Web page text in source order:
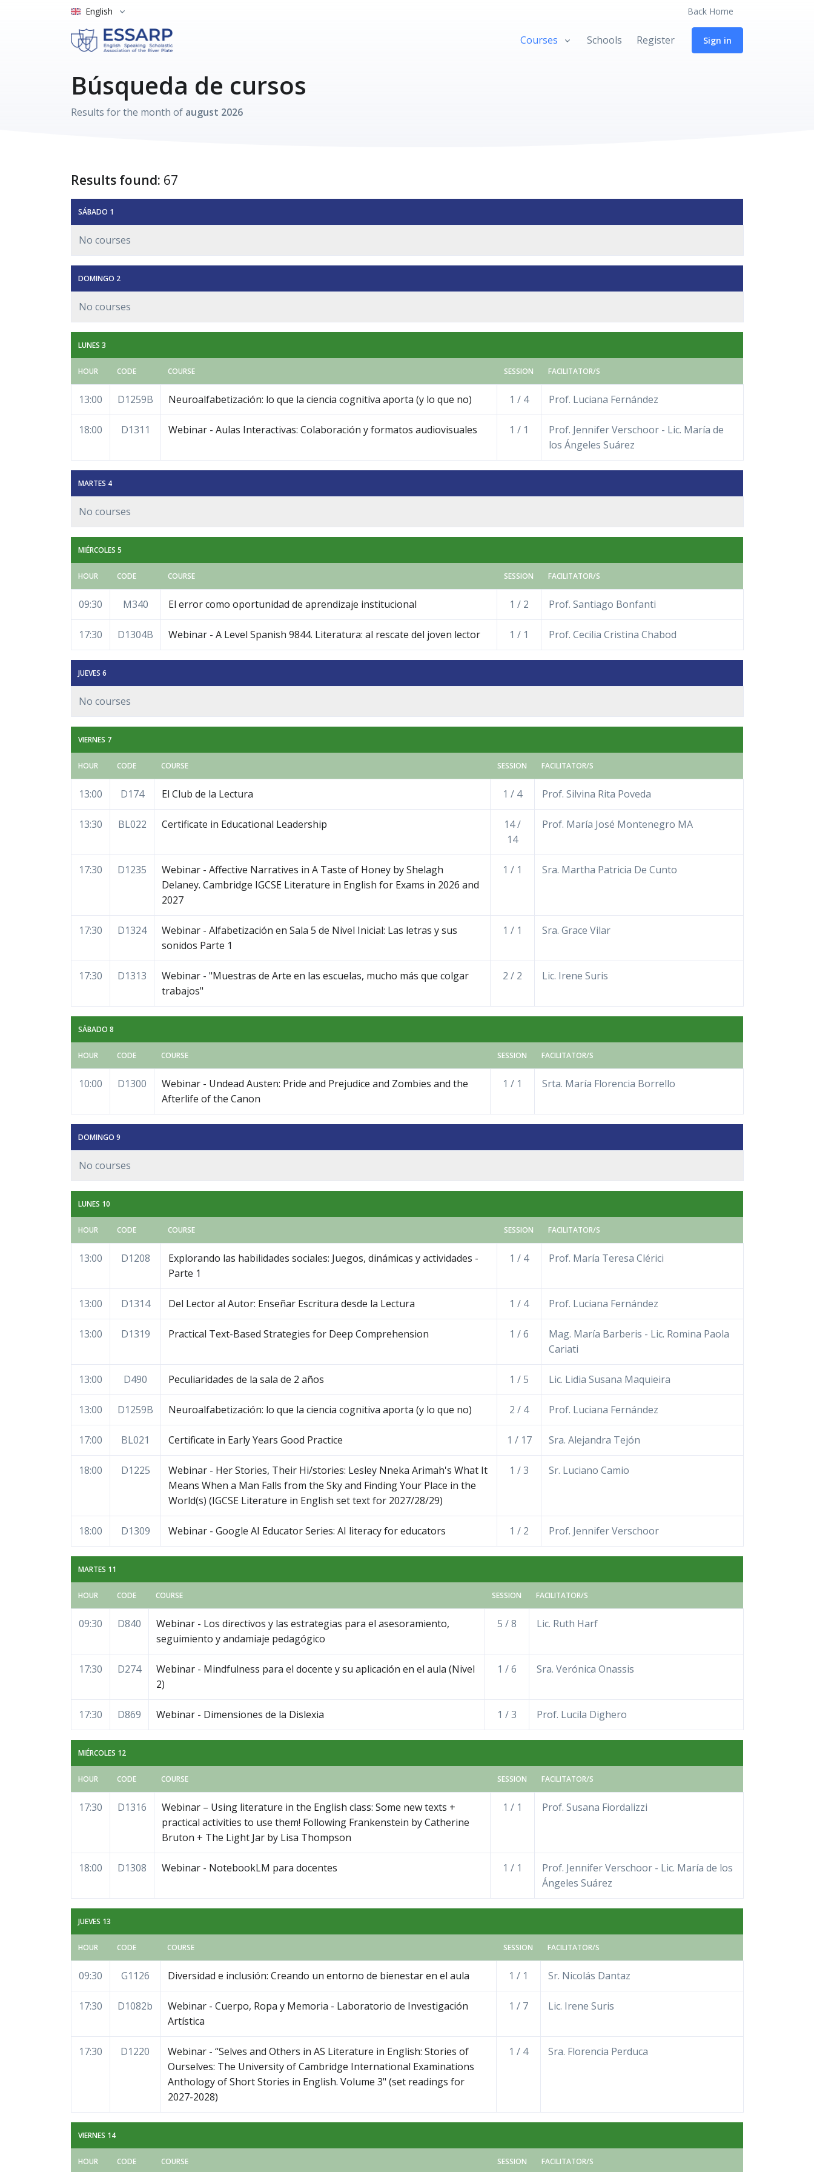
English Back Home
Courses Schools Register Sign in
Búsqueda de cursos
Results for the month of august 2026
Results found: 67
SÁBADO 1
No courses
DOMINGO 2
No courses
LUNES 3
HOUR CODE COURSE SESSION FACILITATOR/S
13:00 D1259B Neuroalfabetización: lo que la ciencia cognitiva aporta (y lo que no) 1 / 4 Prof. Luciana Fernández
18:00 D1311 Webinar - Aulas Interactivas: Colaboración y formatos audiovisuales 1 / 1
Prof. Jennifer Verschoor - Lic. María de
los Ángeles Suárez
MARTES 4
No courses
MIÉRCOLES 5
HOUR CODE COURSE SESSION FACILITATOR/S
09:30 M340 El error como oportunidad de aprendizaje institucional 1 / 2 Prof. Santiago Bonfanti
17:30 D1304B Webinar - A Level Spanish 9844. Literatura: al rescate del joven lector 1 / 1 Prof. Cecilia Cristina Chabod
JUEVES 6
No courses
VIERNES 7
HOUR CODE COURSE SESSION FACILITATOR/S
13:00 D174 El Club de la Lectura 1 / 4 Prof. Silvina Rita Poveda
13:30 BL022 Certificate in Educational Leadership
14 /
14
Prof. María José Montenegro MA
17:30 D1235
Webinar - Affective Narratives in A Taste of Honey by Shelagh
Delaney. Cambridge IGCSE Literature in English for Exams in 2026 and
2027
1 / 1 Sra. Martha Patricia De Cunto
17:30 D1324
Webinar - Alfabetización en Sala 5 de Nivel Inicial: Las letras y sus
sonidos Parte 1
1 / 1 Sra. Grace Vilar
17:30 D1313
Webinar - "Muestras de Arte en las escuelas, mucho más que colgar
trabajos"
2 / 2 Lic. Irene Suris
SÁBADO 8
HOUR CODE COURSE SESSION FACILITATOR/S
10:00 D1300
Webinar - Undead Austen: Pride and Prejudice and Zombies and the
Afterlife of the Canon
1 / 1 Srta. María Florencia Borrello
DOMINGO 9
No courses
LUNES 10
HOUR CODE COURSE SESSION FACILITATOR/S
13:00 D1208
Explorando las habilidades sociales: Juegos, dinámicas y actividades -
Parte 1
1 / 4 Prof. María Teresa Clérici
13:00 D1314 Del Lector al Autor: Enseñar Escritura desde la Lectura 1 / 4 Prof. Luciana Fernández
13:00 D1319 Practical Text-Based Strategies for Deep Comprehension 1 / 6
Mag. María Barberis - Lic. Romina Paola
Cariati
13:00 D490 Peculiaridades de la sala de 2 años 1 / 5 Lic. Lidia Susana Maquieira
13:00 D1259B Neuroalfabetización: lo que la ciencia cognitiva aporta (y lo que no) 2 / 4 Prof. Luciana Fernández
17:00 BL021 Certificate in Early Years Good Practice 1 / 17 Sra. Alejandra Tejón
18:00 D1225
Webinar - Her Stories, Their Hi/stories: Lesley Nneka Arimah's What It
Means When a Man Falls from the Sky and Finding Your Place in the
World(s) (IGCSE Literature in English set text for 2027/28/29)
1 / 3 Sr. Luciano Camio
18:00 D1309 Webinar - Google AI Educator Series: AI literacy for educators 1 / 2 Prof. Jennifer Verschoor
MARTES 11
HOUR CODE COURSE SESSION FACILITATOR/S
09:30 D840
Webinar - Los directivos y las estrategias para el asesoramiento,
seguimiento y andamiaje pedagógico
5 / 8 Lic. Ruth Harf
17:30 D274
Webinar - Mindfulness para el docente y su aplicación en el aula (Nivel
2)
1 / 6 Sra. Verónica Onassis
17:30 D869 Webinar - Dimensiones de la Dislexia 1 / 3 Prof. Lucila Dighero
MIÉRCOLES 12
HOUR CODE COURSE SESSION FACILITATOR/S
17:30 D1316
Webinar – Using literature in the English class: Some new texts +
practical activities to use them! Following Frankenstein by Catherine
Bruton + The Light Jar by Lisa Thompson
1 / 1 Prof. Susana Fiordalizzi
18:00 D1308 Webinar - NotebookLM para docentes 1 / 1
Prof. Jennifer Verschoor - Lic. María de los
Ángeles Suárez
JUEVES 13
HOUR CODE COURSE SESSION FACILITATOR/S
09:30 G1126 Diversidad e inclusión: Creando un entorno de bienestar en el aula 1 / 1 Sr. Nicolás Dantaz
17:30 D1082b
Webinar - Cuerpo, Ropa y Memoria - Laboratorio de Investigación
Artística
1 / 7 Lic. Irene Suris
17:30 D1220
Webinar - “Selves and Others in AS Literature in English: Stories of
Ourselves: The University of Cambridge International Examinations
Anthology of Short Stories in English. Volume 3" (set readings for
2027-2028)
1 / 4 Sra. Florencia Perduca
VIERNES 14
HOUR CODE COURSE SESSION FACILITATOR/S